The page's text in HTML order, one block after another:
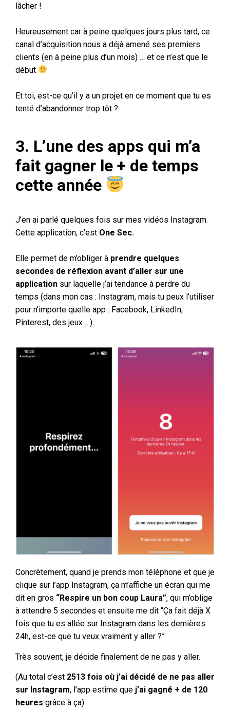
lâcher !
Heureusement car à peine quelques jours plus tard, ce
canal d’acquisition nous a déjà amené ses premiers
clients (en à peine plus d’un mois) … et ce n’est que le
début
Et toi, est-ce qu’il y a un projet en ce moment que tu es
tenté d’abandonner trop tôt ?
3. L’une des apps qui m’a
fait gagner le + de temps
cette année
J’en ai parlé quelques fois sur mes vidéos Instagram.
Cette application, c’est One Sec.
Elle permet de m’obliger à prendre quelques
secondes de réflexion avant d’aller sur une
application sur laquelle j’ai tendance à perdre du
temps (dans mon cas : Instagram, mais tu peux l’utiliser
pour n’importe quelle app : Facebook, LinkedIn,
Pinterest, des jeux …).
Concrètement, quand je prends mon téléphone et que je
clique sur l’app Instagram, ça m’affiche un écran qui me
dit en gros “Respire un bon coup Laura”, qui m’oblige
à attendre 5 secondes et ensuite me dit “Ça fait déjà X
fois que tu es allée sur Instagram dans les dernières
24h, est-ce que tu veux vraiment y aller ?”
Très souvent, je décide finalement de ne pas y aller.
(Au total c’est 2513 fois où j’ai décidé de ne pas aller
sur Instagram, l’app estime que j’ai gagné + de 120
heures grâce à ça).